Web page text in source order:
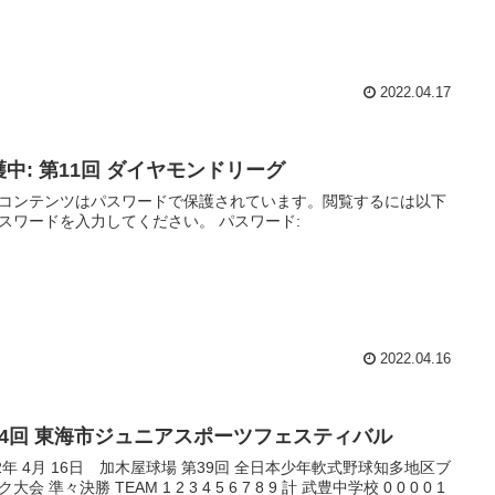
2022.04.17
中: 第11回 ダイヤモンドリーグ
ンテンツはパスワードで保護されています。閲覧するには以下
にパスワードを入力してください。 パスワード:
2022.04.16
回 東海市ジュニアスポーツフェスティバル
16日 加木屋球場 第39回 全日本少年軟式野球知多地区ブ
勝 TEAM 1 2 3 4 5 6 7 8 9 計 武豊中学校 0 0 0 0 1